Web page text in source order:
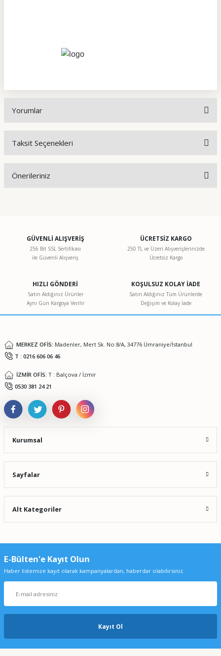
Yorumlar
Taksit Seçenekleri
Önerileriniz
Görüş ve önerileriniz için teşekkür ederiz.
Ürün resmi kalitesiz, bozuk veya görüntülenemiyor.
Ürün bilgilerinde hatalar bulunuyor.
Ürün fiyatı diğer sitelerden daha pahalı.
GÜVENLİ ALIŞVERİŞ
256 Bit SSL Sertifikası
ile Güvenli Alışveriş
ÜCRETSİZ KARGO
250 TL ve Üzeri Alışverişlerinizde
Ücretsiz Kargo
HIZLI GÖNDERİ
Satın Aldığınız Ürünler
Aynı Gün Kargoya Verilir
KOŞULSUZ KOLAY İADE
Satın Aldığınız Tüm Ürünlerde
Değişim ve Kolay İade
MERKEZ OFİS: Madenler, Mert Sk. No:8/A, 34776 Ümraniye/İstanbul
T : 0216 606 06 46
İZMİR OFİS: T : Balçova / İzmir
0530 381 24 21
Kurumsal
Sayfalar
Alt Kategoriler
E-Bülten'e Kayıt Olun
Haber listemize kayıt olarak kampanyalardan, haberdar olabilirsiniz.
Kayıt Ol